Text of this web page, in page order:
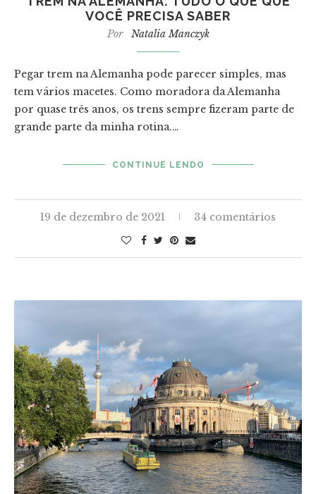
VOCÊ PRECISA SABER
Por Natalia Manczyk
Pegar trem na Alemanha pode parecer simples, mas
tem vários macetes. Como moradora da Alemanha
por quase três anos, os trens sempre fizeram parte de
grande parte da minha rotina.…
CONTINUE LENDO
19 de dezembro de 2021 34 comentários